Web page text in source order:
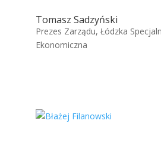
Tomasz Sadzyński
Prezes Zarządu, Łódzka
Ekonomiczna